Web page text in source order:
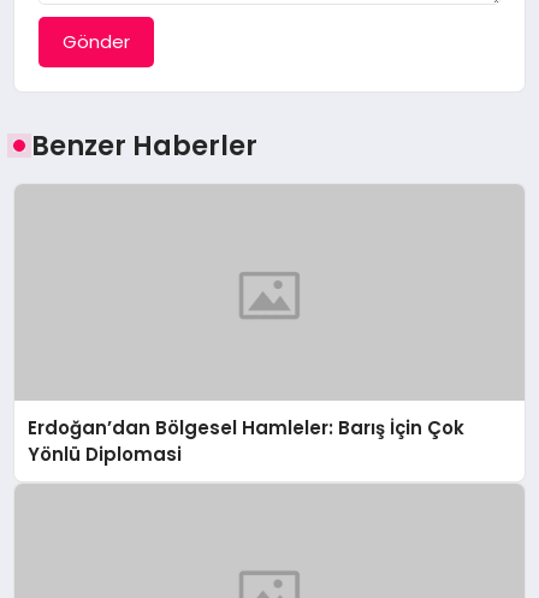
Gönder
Benzer Haberler
Erdoğan’dan Bölgesel Hamleler: Barış İçin Çok
Yönlü Diplomasi